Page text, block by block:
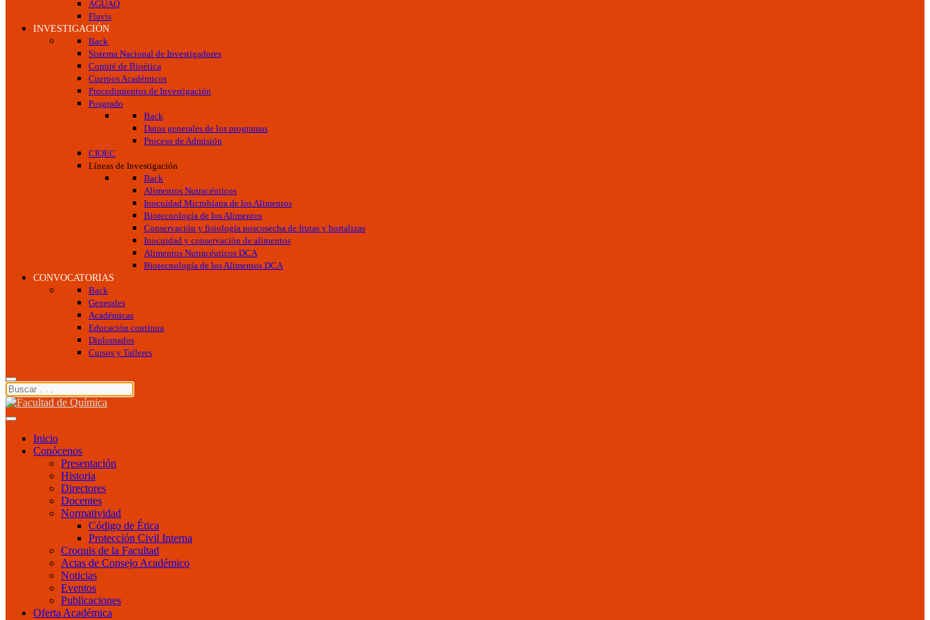
AGUAQ
Flavis
INVESTIGACIÓN
Back
Sistema Nacional de Investigadores
Comité de Bioética
Cuerpos Académicos
Procedimientos de Investigación
Posgrado
Back
Datos generales de los programas
Proceso de Admisión
CIQEC
Líneas de Investigación
Back
Alimentos Nutracéuticos
Inocuidad Microbiana de los Alimentos
Biotecnología de los Alimentos
Conservación y fisiología poscosecha de frutas y hortalizas
Inocuidad y conservación de alimentos
Alimentos Nutracéuticos DCA
Biotecnología de los Alimentos DCA
CONVOCATORIAS
Back
Generales
Académicas
Educación continua
Diplomados
Cursos y Talleres
Inicio
Conócenos
Presentación
Historia
Directores
Docentes
Normatividad
Código de Ética
Protección Civil Interna
Croquis de la Facultad
Actas de Consejo Académico
Noticias
Eventos
Publicaciones
Oferta Académica